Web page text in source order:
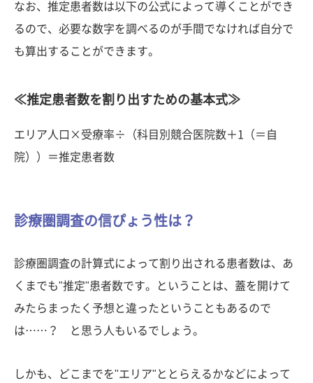
なお、推定患者数は以下の公式によって導くことができ
るので、必要な数字を調べるのが手間でなければ自分で
も算出することができます。
≪推定患者数を割り出すための基本式≫
エリア人口×受療率÷（科目別競合医院数＋1（＝自
院））＝推定患者数
診療圏調査の信ぴょう性は？
診療圏調査の計算式によって割り出される患者数は、あ
くまでも"推定"患者数です。ということは、蓋を開けて
みたらまったく予想と違ったということもあるので
は……？ と思う人もいるでしょう。
しかも、どこまでを"エリア"ととらえるかなどによって